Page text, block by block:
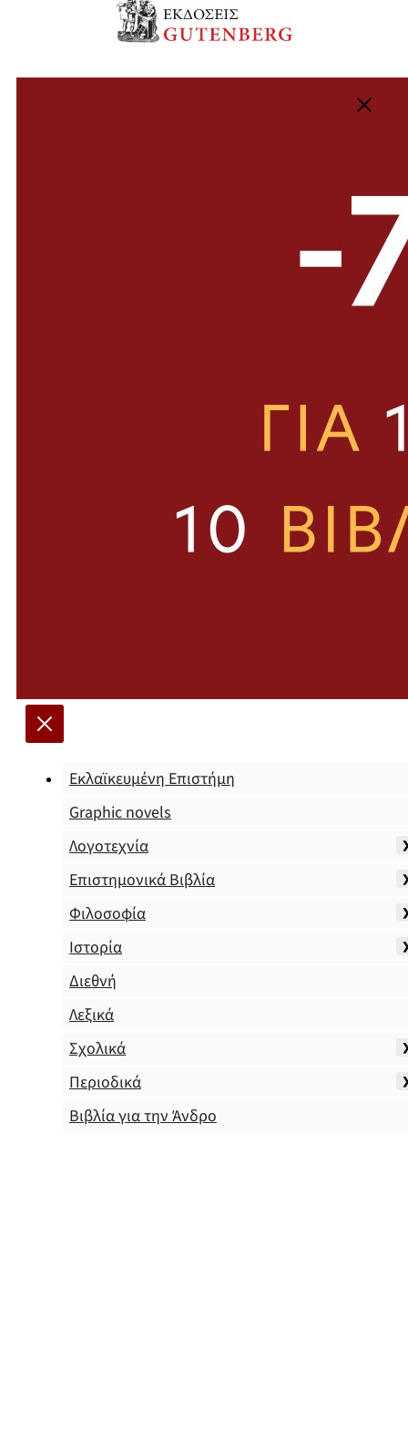
Εκλαϊκευμένη Επιστήμη
Graphic novels
Λογοτεχνία
Επιστημονικά Βιβλία
Φιλοσοφία
Ιστορία
Διεθνή
Λεξικά
Σχολικά
Περιοδικά
Βιβλία για την Άνδρο